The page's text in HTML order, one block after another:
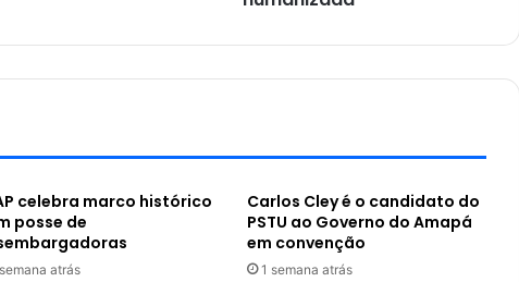
celebra marco histórico
posse de
atrás
Carlos Cley é o candidato do
PSTU ao Governo do Amapá
em convenção
1 semana atrás